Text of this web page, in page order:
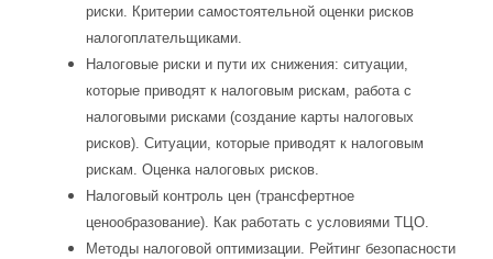
риски. Критерии самостоятельной оценки рисков
налогоплательщиками.
Налоговые риски и пути их снижения: ситуации,
которые приводят к налоговым рискам, работа с
налоговыми рисками (создание карты налоговых
рисков). Ситуации, которые приводят к налоговым
рискам. Оценка налоговых рисков.
Налоговый контроль цен (трансфертное
ценообразование). Как работать с условиями ТЦО.
Методы налоговой оптимизации. Рейтинг безопасности